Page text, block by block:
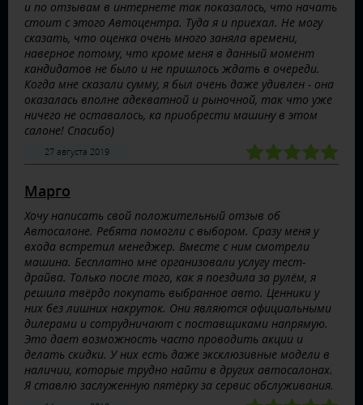
и по отзывам в интернете так показалось, что начать
стоит с этого Автоцентра. Туда я и приехал. Не могу
сказать, что оценка очень много заняла времени,
наверное потому, что кроме меня в данный момент
кандидатов не было и не пришлось ждать в очереди.
Когда мне сказали сумму, я был очень даже удивлен - она
оказалась вполне адекватной и рыночной, так что уже
ничего не оставалось, ка приобрести машину в этом
салоне! Спасибо)
27 августа 2019
Марго
Хочу написать свой положительный отзыв об
Автосалоне. Ребята помогли с выбором. Сразу меня у
входа встретил менеджер. Вместе с ним смотрели
машина. Бесплатно мне организовали услугу тест-
драйва. Только после того, как я поездила за рулём, я
решила твёрдо покупать выбранное авто. Ценники у
них без лишних накруток. Они являются официальными
дилерами и сотрудничают с поставщиками напрямую.
Это дает возможность часто проводить акции и
делать скидки. У них есть даже эксклюзивные модели в
наличии, которые трудно найти в других автосалонах.
Я ставлю заслуженную пятёрку за сервис обслуживания.